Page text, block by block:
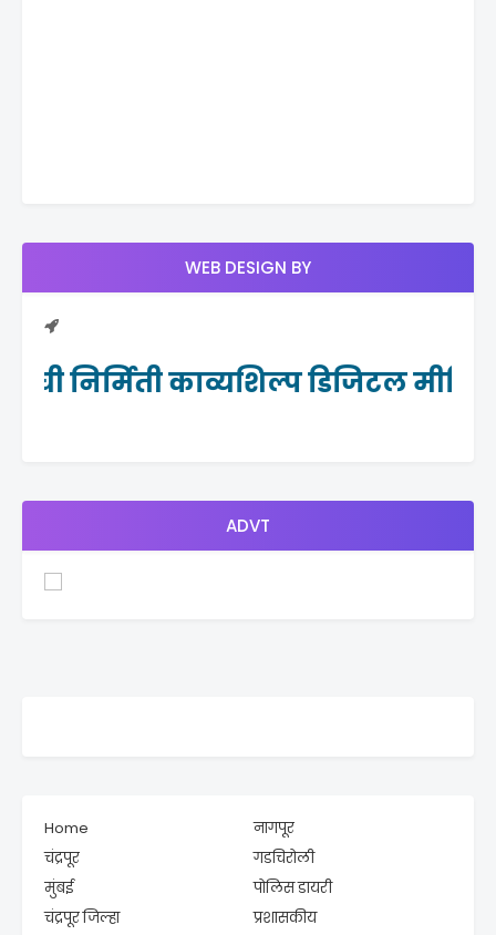
WEB DESIGN BY
निर्मिती काव्यशिल्प डिजिटल
ADVT
Home
नागपूर
चंद्रपूर
गडचिरोली
मुंबई
पोलिस डायरी
चंद्रपूर जिल्हा
प्रशासकीय